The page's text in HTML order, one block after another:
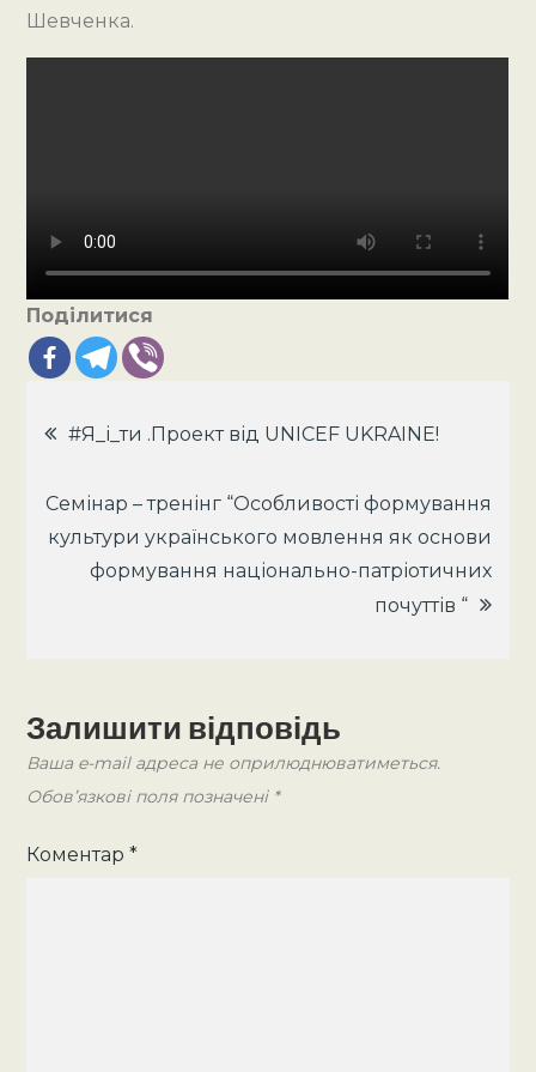
Шевченка.
Поділитися
Навігація
записів
#Я_і_ти .Проект від UNICEF UKRAINE!
Семінар – тренінг “Особливості формування
культури українського мовлення як основи
формування національно-патріотичних
почуттів “
Залишити відповідь
Ваша e-mail адреса не оприлюднюватиметься.
Обов’язкові поля позначені *
Коментар*